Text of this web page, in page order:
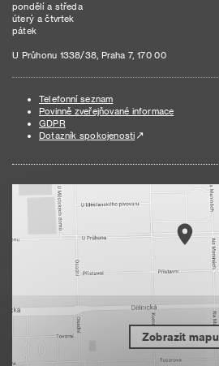
pondělí a středa
úterý a čtvrtek
pátek
U Průhonu 1338/38, Praha 7, 170 00
Telefonní seznam
Povinně zveřejňované informace
GDPR
Dotazník spokojenosti
Zobrazit mapu